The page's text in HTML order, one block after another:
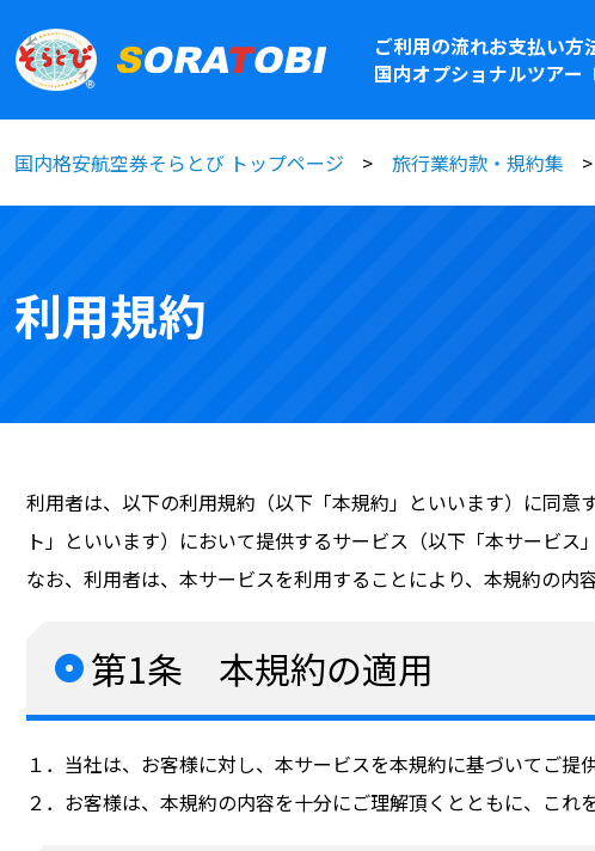
ご利用の流れお支払い方
国内オプショナルツアー
国内格安航空券そらとび トップページ 旅行業約款・規約集
利用規約
利用者は、以下の利用規約（以下「本規約」といいます）に同
ト」といいます）において提供するサービス（以下「本サービス
なお、利用者は、本サービスを利用することにより、本規約の内
第1条 本規約の適用
１．当社は、お客様に対し、本サービスを本規約に基づいてご提
２．お客様は、本規約の内容を十分にご理解頂くとともに、これ